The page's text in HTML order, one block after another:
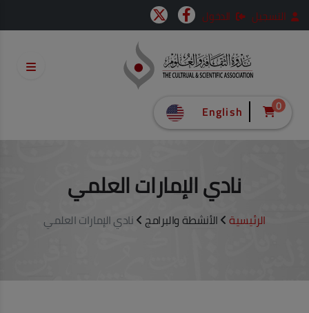
التسجيل الدخول
0
English
نادي الإمارات العلمي
الرئيسية الأنشطة والبرامج نادي الإمارات العلمي